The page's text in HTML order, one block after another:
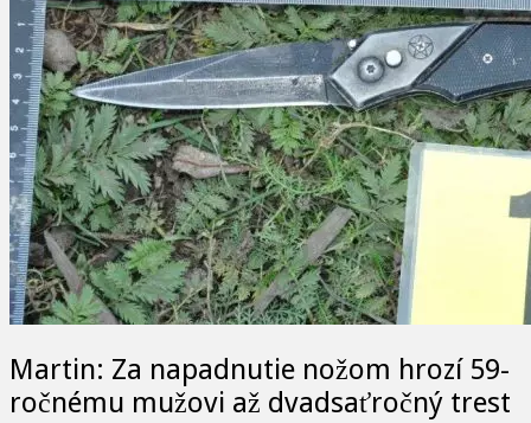
Martin: Za napadnutie nožom hrozí 59-
ročnému mužovi až dvadsaťročný trest